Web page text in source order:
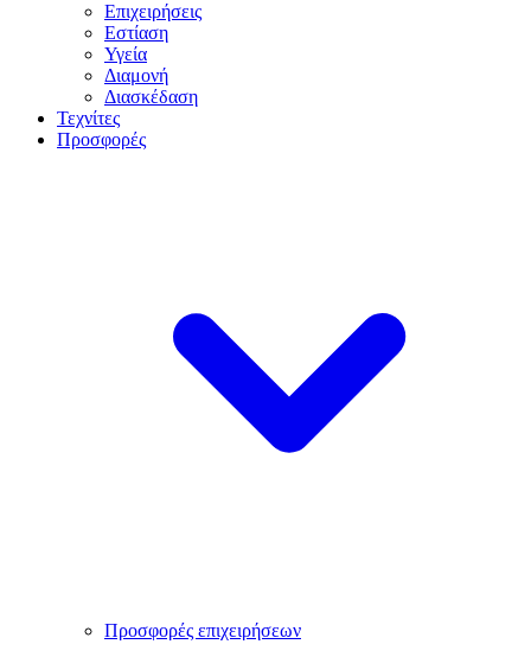
Επιχειρήσεις
Εστίαση
Υγεία
Διαμονή
Διασκέδαση
Τεχνίτες
Προσφορές
Προσφορές επιχειρήσεων